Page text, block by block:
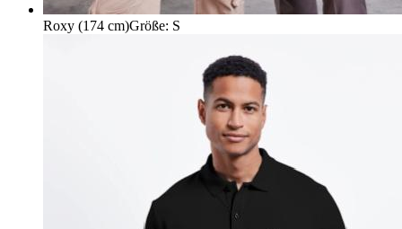
Roxy (174 cm)Größe: S